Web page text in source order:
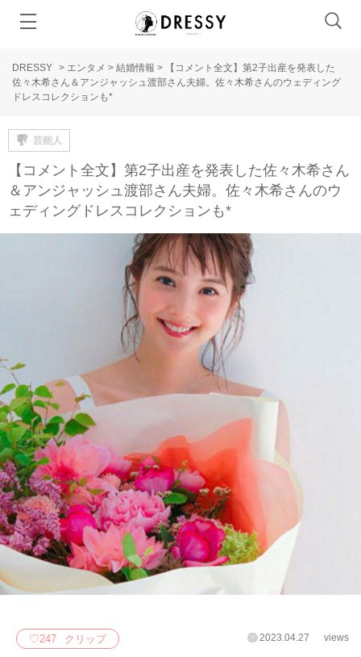
DRESSY > エンタメ > 結婚情報 >
【コメント全文】第2子出産を発表した
佐々木希さん＆アンジャッシュ渡部さん夫婦。佐々木希さんのウェディング
ドレスコレクションも*
芸能人
【コメント全文】第2子出産を発表した佐々木希さん
＆アンジャッシュ渡部さん夫婦。佐々木希さんのウ
ェディングドレスコレクションも*
♡247 クリップ 2023.04.27 views